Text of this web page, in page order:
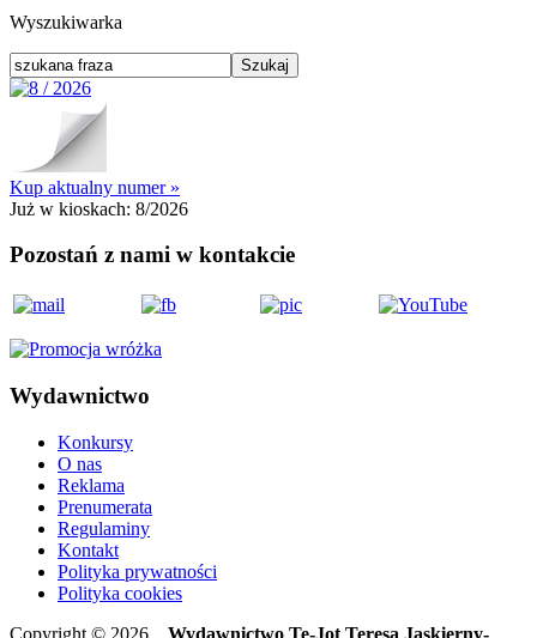
Wyszukiwarka
Kup aktualny numer »
Już w kioskach: 8/2026
Pozostań z nami w kontakcie
Wydawnictwo
Konkursy
O nas
Reklama
Prenumerata
Regulaminy
Kontakt
Polityka prywatności
Polityka cookies
Copyright © 2026 Wydawnictwo Te-Jot Teresa Jaskierny-